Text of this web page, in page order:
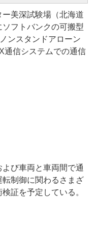
美深試験場（北海道
フトバンクの可搬型
ンスタンドアローン
通信システムでの通信
び車両と車両間で通
制御に関わるさまざ
証を予定している。